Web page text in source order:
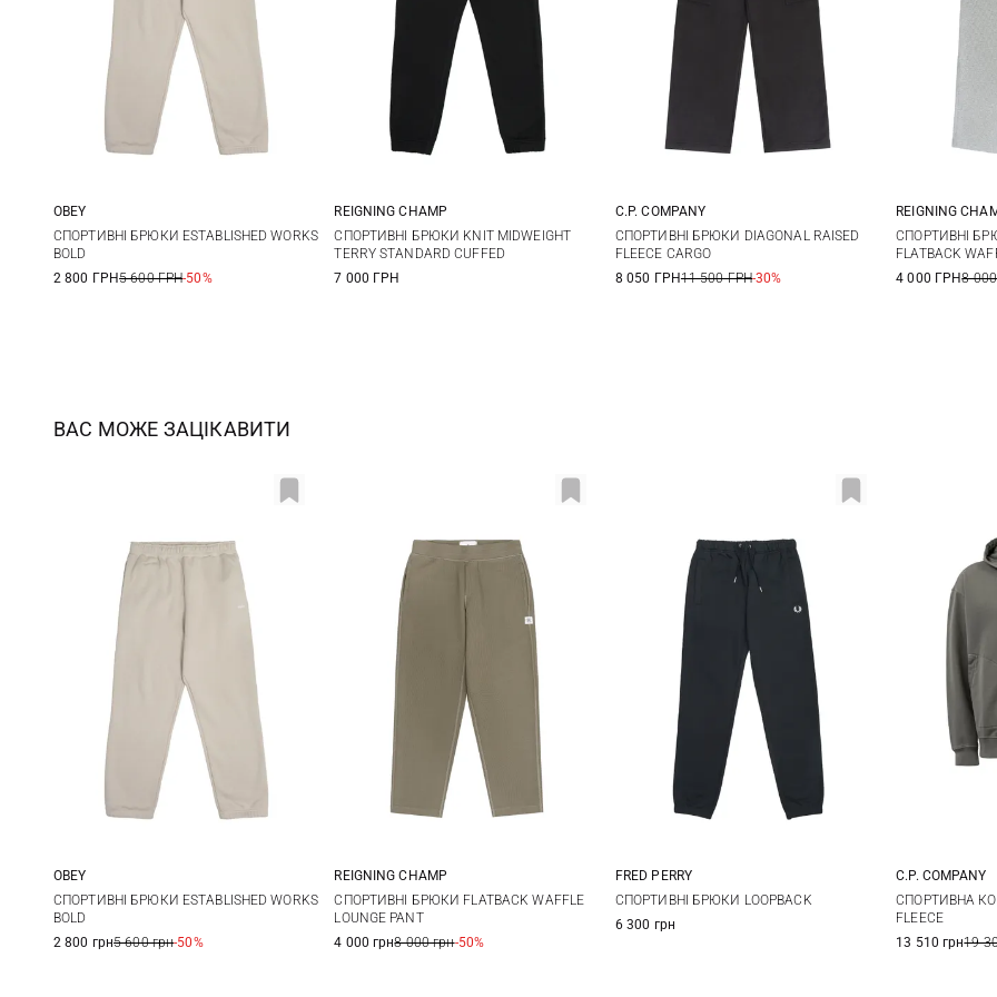
S M L XL
XXL
OBEY
СПОРТИВНІ БРЮКИ ESTABLISHED WORKS
BOLD
2 800 ГРН5 600 ГРН-50%
M L XL XXL
REIGNING CHAMP
СПОРТИВНІ БРЮКИ KNIT MIDWEIGHT
TERRY STANDARD CUFFED
7 000 ГРН
S M L XL
XXL
C.P. COMPANY
СПОРТИВНІ БРЮКИ DIAGONAL RAISED
FLEECE CARGO
8 050 ГРН11 500 ГРН-30%
S
XXL
REIGNING
СПОРТИВНІ
FLATBACK
4 000 ГРН8
ВАС МОЖЕ ЗАЦІКАВИТИ
S M L XL
XXL
OBEY
СПОРТИВНІ БРЮКИ ESTABLISHED WORKS
BOLD
2 800 грн5 600 грн-50%
S M L XL
XXL
REIGNING CHAMP
СПОРТИВНІ БРЮКИ FLATBACK WAFFLE
LOUNGE PANT
4 000 грн8 000 грн-50%
S M L
FRED PERRY
СПОРТИВНІ БРЮКИ LOOPBACK
6 300 грн
M
C.P. COMPANY
СПОРТИВНА
FLEECE
13 510 грн19